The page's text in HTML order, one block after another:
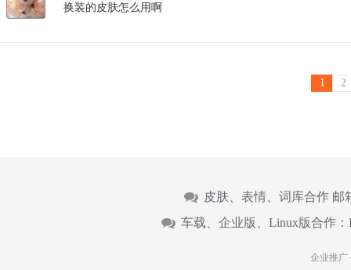
换装的皮肤怎么用啊
1 2
皮肤、表情、词库合作 邮
车载、企业版、Linux版合作：
企业推广